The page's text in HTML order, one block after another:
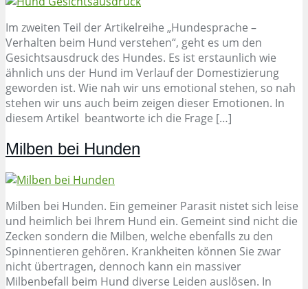
Im zweiten Teil der Artikelreihe „Hundesprache –
Verhalten beim Hund verstehen“, geht es um den
Gesichtsausdruck des Hundes. Es ist erstaunlich wie
ähnlich uns der Hund im Verlauf der Domestizierung
geworden ist. Wie nah wir uns emotional stehen, so nah
stehen wir uns auch beim zeigen dieser Emotionen. In
diesem Artikel beantworte ich die Frage […]
Milben bei Hunden
Milben bei Hunden. Ein gemeiner Parasit nistet sich leise
und heimlich bei Ihrem Hund ein. Gemeint sind nicht die
Zecken sondern die Milben, welche ebenfalls zu den
Spinnentieren gehören. Krankheiten können Sie zwar
nicht übertragen, dennoch kann ein massiver
Milbenbefall beim Hund diverse Leiden auslösen. In